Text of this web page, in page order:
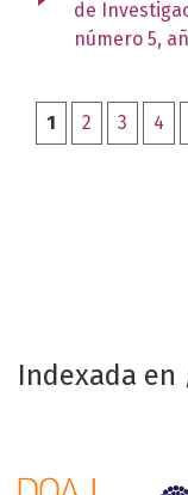
de
número 5,
1 2 3 4
Indexada